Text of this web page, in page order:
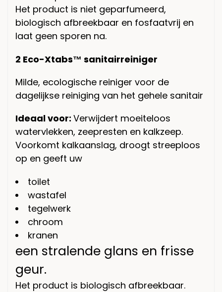
Het product is niet geparfumeerd,
biologisch afbreekbaar en fosfaatvrij en
laat geen sporen na.
2 Eco-Xtabs™ sanitairreiniger
Milde, ecologische reiniger voor de
dagelijkse reiniging van het gehele sanitair
Ideaal voor: Verwijdert moeiteloos
watervlekken, zeepresten en kalkzeep.
Voorkomt kalkaanslag, droogt streeploos
op en geeft uw
toilet
wastafel
tegelwerk
chroom
kranen
een stralende glans en frisse
geur.
Het product is biologisch afbreekbaar.